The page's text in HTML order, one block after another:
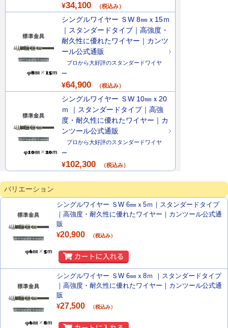
¥34,100 （税込み）
シングルワイヤー ＳW 8㎜ｘ15ｍ
｜スタンダードタイプ｜高強度・
耐久性に優れたワイヤー｜カンツ
ール公式通販
プロから大好評のスタンダードワイヤ
ー
¥64,900 （税込み）
シングルワイヤー ＳW 10㎜ｘ20
ｍ ｜スタンダードタイプ｜高強
度・耐久性に優れたワイヤー｜カ
ンツール公式通販
プロから大好評のスタンダードワイヤ
ー
¥102,300 （税込み）
バリエーション
シングルワイヤー ＳW 6㎜ｘ5ｍ｜スタンダードタイプ
｜高強度・耐久性に優れたワイヤー｜カンツール公式通
販
¥20,900 （税込み）
シングルワイヤー ＳW 6㎜ｘ8ｍ ｜スタンダードタイプ
｜高強度・耐久性に優れたワイヤー｜カンツール公式通
販
¥27,500 （税込み）